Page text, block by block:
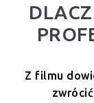
Z filmu